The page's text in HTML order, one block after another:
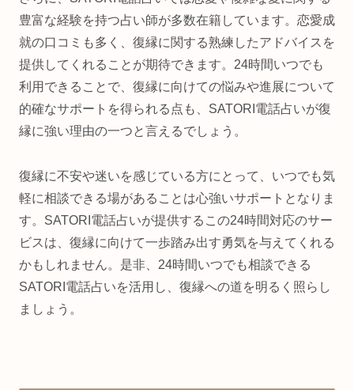
豊富な経験を持つ占い師が多数在籍しています。恋愛成
就の口コミも多く、復縁に関する熟練したアドバイスを
提供してくれることが期待できます。24時間いつでも
利用できることで、復縁に向けての悩みや進展について
的確なサポートを得られる点も、SATORI電話占いが復
縁に強い理由の一つと言えるでしょう。
復縁に不安や迷いを感じている方にとって、いつでも気
軽に相談できる場があることは心強いサポートとなりま
す。SATORI電話占いが提供するこの24時間対応のサー
ビスは、復縁に向けて一歩踏み出す勇気を与えてくれる
かもしれません。是非、24時間いつでも相談できる
SATORI電話占いを活用し、復縁への道を明るく照らし
ましょう。